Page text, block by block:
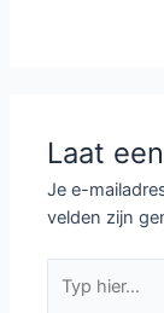
Laat
Je e-
velden zijn
hier...